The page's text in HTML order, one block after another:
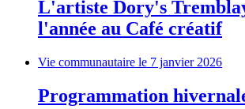
L'artiste Dory's
l'année au Café créatif
Vie communautaire le 7 janvier 2026
Programmation